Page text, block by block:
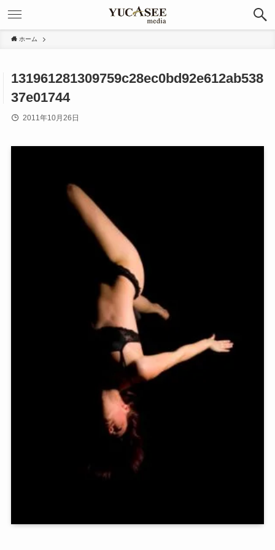
ホーム
131961281309759c28ec0bd92e612ab538
37e01744
2011年10月26日